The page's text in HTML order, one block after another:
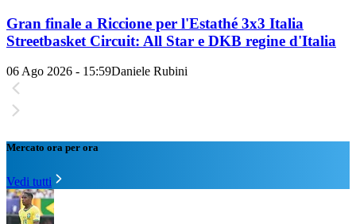
Gran finale a Riccione per l'Estathé 3x3 Italia
Streetbasket Circuit: All Star e DKB regine d'Italia
06 Ago 2026 - 15:59Daniele Rubini
Mercato ora per ora
Vedi tutti